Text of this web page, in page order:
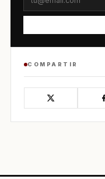
COMPARTIR